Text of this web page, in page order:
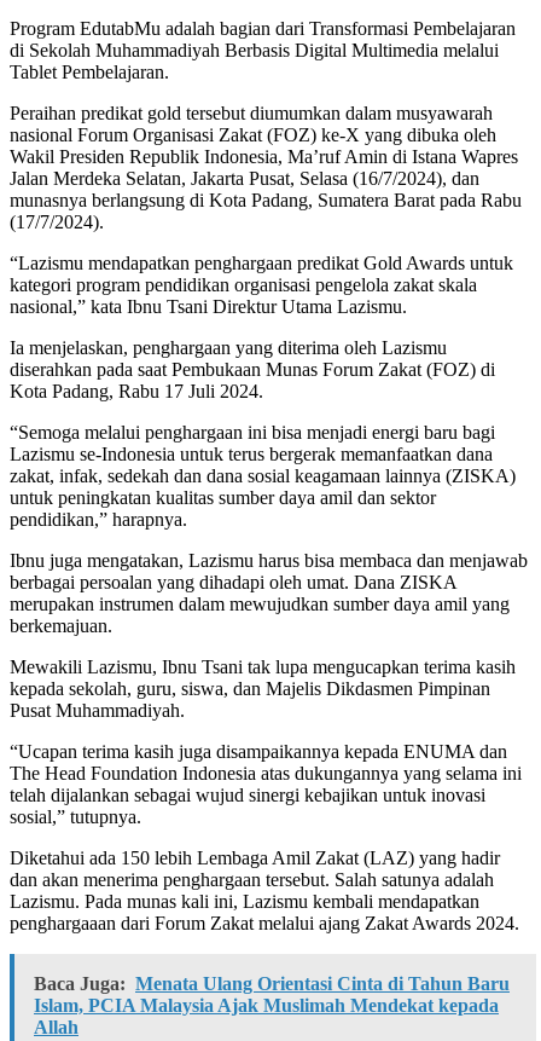
Program EdutabMu adalah bagian dari Transformasi Pembelajaran
di Sekolah Muhammadiyah Berbasis Digital Multimedia melalui
Tablet Pembelajaran.
Peraihan predikat gold tersebut diumumkan dalam musyawarah
nasional Forum Organisasi Zakat (FOZ) ke-X yang dibuka oleh
Wakil Presiden Republik Indonesia, Ma’ruf Amin di Istana Wapres
Jalan Merdeka Selatan, Jakarta Pusat, Selasa (16/7/2024), dan
munasnya berlangsung di Kota Padang, Sumatera Barat pada Rabu
(17/7/2024).
“Lazismu mendapatkan penghargaan predikat Gold Awards untuk
kategori program pendidikan organisasi pengelola zakat skala
nasional,” kata Ibnu Tsani Direktur Utama Lazismu.
Ia menjelaskan, penghargaan yang diterima oleh Lazismu
diserahkan pada saat Pembukaan Munas Forum Zakat (FOZ) di
Kota Padang, Rabu 17 Juli 2024.
“Semoga melalui penghargaan ini bisa menjadi energi baru bagi
Lazismu se-Indonesia untuk terus bergerak memanfaatkan dana
zakat, infak, sedekah dan dana sosial keagamaan lainnya (ZISKA)
untuk peningkatan kualitas sumber daya amil dan sektor
pendidikan,” harapnya.
Ibnu juga mengatakan, Lazismu harus bisa membaca dan menjawab
berbagai persoalan yang dihadapi oleh umat. Dana ZISKA
merupakan instrumen dalam mewujudkan sumber daya amil yang
berkemajuan.
Mewakili Lazismu, Ibnu Tsani tak lupa mengucapkan terima kasih
kepada sekolah, guru, siswa, dan Majelis Dikdasmen Pimpinan
Pusat Muhammadiyah.
“Ucapan terima kasih juga disampaikannya kepada ENUMA dan
The Head Foundation Indonesia atas dukungannya yang selama ini
telah dijalankan sebagai wujud sinergi kebajikan untuk inovasi
sosial,” tutupnya.
Diketahui ada 150 lebih Lembaga Amil Zakat (LAZ) yang hadir
dan akan menerima penghargaan tersebut. Salah satunya adalah
Lazismu. Pada munas kali ini, Lazismu kembali mendapatkan
penghargaaan dari Forum Zakat melalui ajang Zakat Awards 2024.
Baca Juga: Menata Ulang Orientasi Cinta di Tahun Baru
Islam, PCIA Malaysia Ajak Muslimah Mendekat kepada
Allah